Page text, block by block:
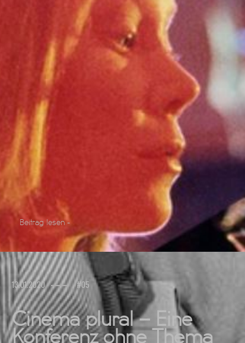
Beitrag lesen -
13.01.2020 #05
Cinema plural – Eine
Konferenz ohne Thema